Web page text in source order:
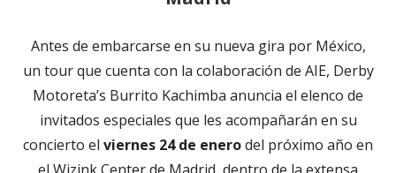
Antes de embarcarse en su nueva gira por México,
un tour que cuenta con la colaboración de AIE, Derby
Motoreta’s Burrito Kachimba anuncia el elenco de
invitados especiales que les acompañarán en su
concierto el viernes 24 de enerodel próximo año en